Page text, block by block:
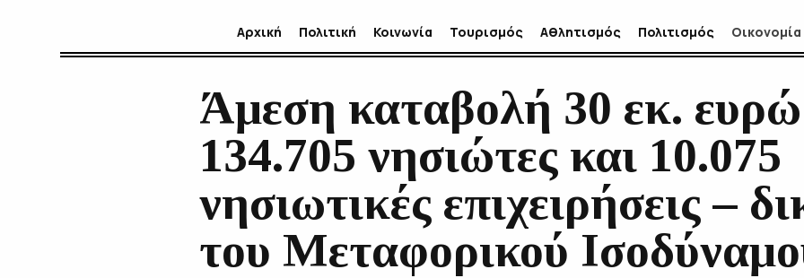
Αρχική Πολιτική Κοινωνία Τουρισμός Αθλητισμός Πολιτισμός Οικονομία
Άμεση καταβολή 30 εκ.
134.705 νησιώτες και 10.075
νησιωτικές επιχειρήσεις –
του Μεταφορικού